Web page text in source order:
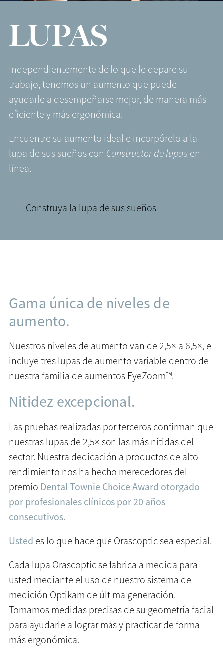
LUPAS
Independientemente de lo que le depare su
trabajo, tenemos un aumento que puede
ayudarle a desempeñarse mejor, de manera más
eficiente y más ergonómica.
Encuentre su aumento ideal e incorpórelo a la
lupa de sus sueños con Constructor de lupas en
línea.
Construya la lupa de sus sueños
Gama única de niveles de
aumento.
Nuestros niveles de aumento van de 2,5× a 6,5×, e
incluye tres lupas de aumento variable dentro de
nuestra familia de aumentos EyeZoom™.
Nitidez excepcional.
Las pruebas realizadas por terceros confirman que
nuestras lupas de 2,5× son las más nítidas del
sector. Nuestra dedicación a productos de alto
rendimiento nos ha hecho merecedores del
premio Dental Townie Choice Award otorgado
por profesionales clínicos por 20 años
consecutivos.
Usted es lo que hace que Orascoptic sea especial.
Cada lupa Orascoptic se fabrica a medida para
usted mediante el uso de nuestro sistema de
medición Optikam de última generación.
Tomamos medidas precisas de su geometría facial
para ayudarle a lograr más y practicar de forma
más ergonómica.